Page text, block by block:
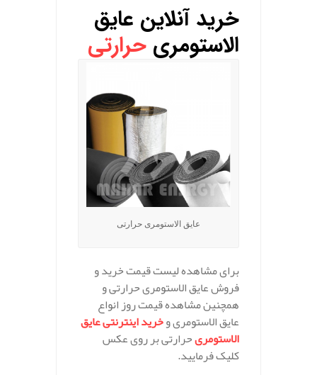
خرید آنلاین عایق
الاستومری حرارتی
عایق الاستومری حرارتی
برای مشاهده لیست قیمت خرید و
فروش عایق الاستومری حرارتی و
همچنین مشاهده قیمت روز انواع
عایق الاستومری وخرید اینترنتی عایق
الاستومریحرارتی بر روی عکس
کلیک فرمایید.